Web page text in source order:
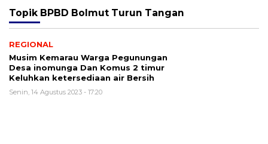
Topik BPBD Bolmut Turun Tangan
REGIONAL
Musim Kemarau Warga Pegunungan
Desa inomunga Dan Komus 2 timur
Keluhkan ketersediaan air Bersih
Senin, 14 Agustus 2023 - 17:20